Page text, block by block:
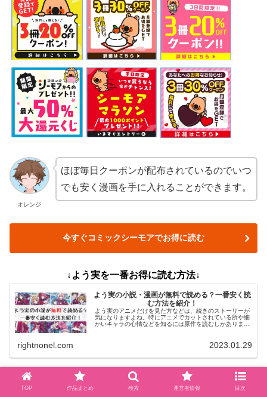
オレンジ
ほぼ毎日クーポンが配布されているのでいつ
でも安く漫画を手に入れることができます。
今すぐコミックシーモアでお得に読む
↓よう実を一番お得に読む方法↓
よう実の小説・漫画が無料で読める？一番安く読
む方法を紹介！
よう実のアニメだけを見た方などは、続きのストーリーが
気になりますよね。特にアニメでカットされている所や細
かいキャラの心情などを知るには原作を読むしかありませ
rightnonel.com 2023.01.29
【よう実】キャラクターまとめ
TOP 作品まとめ 検索 運営者情報 目次